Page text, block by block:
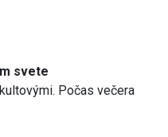
svete
Počas večera